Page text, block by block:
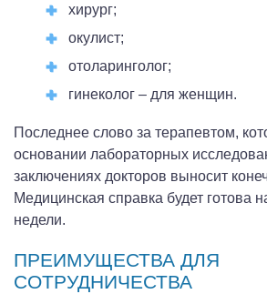
хирург;
окулист;
отоларинголог;
гинеколог – для женщин.
Последнее слово за терапевтом,
основании лабораторных
заключениях докторов выносит
Медицинская справка будет готова
недели.
ПРЕИМУЩЕСТВА ДЛЯ
СОТРУДНИЧЕСТВА